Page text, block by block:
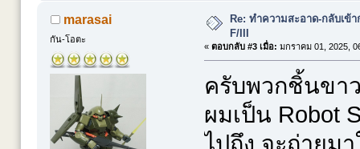
marasai
กัน-โอตะ
Re: ทำความสะอาด-กลับเข้
F/III
« ตอบกลับ #3 เมื่อ: มกราคม 01, 2025,
ครับพวกชิ้นขา
ผมเป็น Robot
ไปถึง จะถ่ายม